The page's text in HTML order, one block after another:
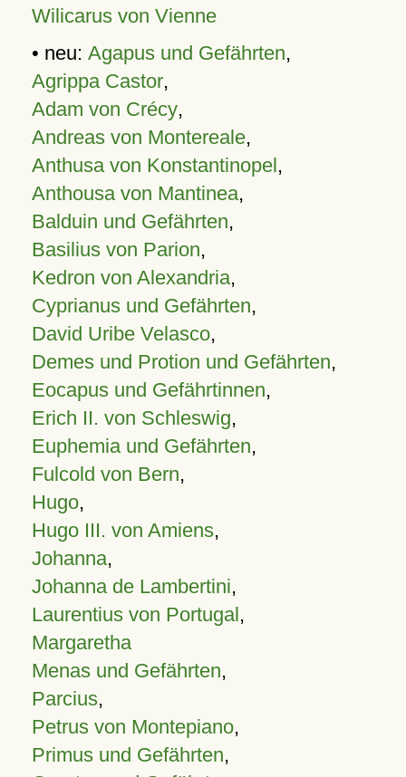
Wilicarus von Vienne
• neu: Agapus und Gefährten,
Agrippa Castor,
Adam von Crécy,
Andreas von Montereale,
Anthusa von Konstantinopel,
Anthousa von Mantinea,
Balduin und Gefährten,
Basilius von Parion,
Kedron von Alexandria,
Cyprianus und Gefährten,
David Uribe Velasco,
Demes und Protion und Gefährten,
Eocapus und Gefährtinnen,
Erich II. von Schleswig,
Euphemia und Gefährten,
Fulcold von Bern,
Hugo,
Hugo III. von Amiens,
Johanna,
Johanna de Lambertini,
Laurentius von Portugal,
Margaretha
Menas und Gefährten,
Parcius,
Petrus von Montepiano,
Primus und Gefährten,